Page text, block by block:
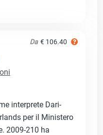
Da € 106.40
interprete Dari-
per il Ministero
2009-210 ha